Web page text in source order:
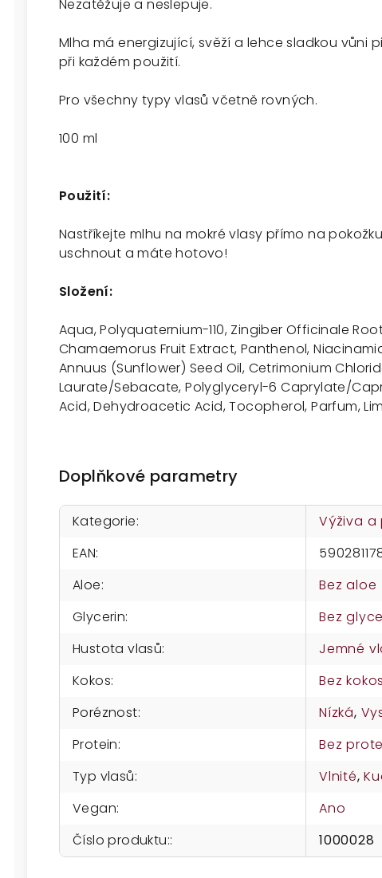
Nezatěžuje a neslepuje.
Mlha má energizující, svěží a lehce sladkou vůni
při každém použití.
Pro všechny typy vlasů včetně rovných.
100 ml
Použití:
Nastříkejte mlhu na mokré vlasy přímo na
uschnout a máte hotovo!
Složení:
Aqua, Polyquaternium-110, Zingiber Officinale
Chamaemorus Fruit Extract, Panthenol,
Annuus (Sunflower) Seed Oil, Cetrimonium
Laurate/Sebacate, Polyglyceryl-6 Caprylate/
Acid, Dehydroacetic Acid, Tocopherol, Parfum,
Doplňkové parametry
Kategorie:
Výživa a
EAN:
Aloe:
Bez aloe
Glycerin:
Bez
Hustota vlasů:
Jemné
Kokos:
Bez
Poréznost: Nízká,
Protein:
Bez
Typ vlasů: Vlnité,
Vegan:
Ano
Číslo produktu:: 1000028